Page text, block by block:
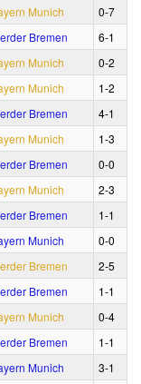
Munich
0‑7
Bremen
6‑1
Munich
0‑2
Munich
1‑2
Bremen
4‑1
Munich
1‑3
Bremen
0‑0
Munich
2‑3
Bremen
1‑1
Munich
0‑0
Bremen
2‑5
Bremen
1‑1
Munich
0‑4
Bremen
1‑1
Munich
3‑1